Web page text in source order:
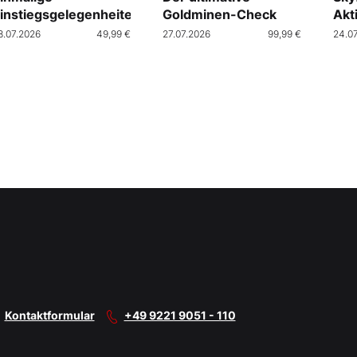
49,99 €
Goldminen-Check
27.07.2026 99,99 €
Kontaktformular +49 9221 9051 - 110